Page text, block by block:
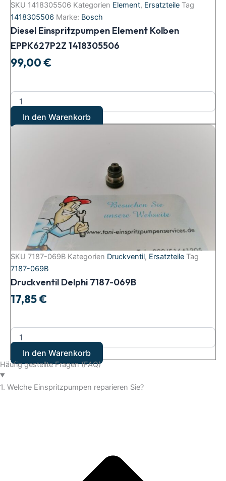
SKU 1418305506 Kategorien Element, Ersatzteile Tag
1418305506 Marke: Bosch
Diesel Einspritzpumpen Element Kolben
EPPK627P2Z 1418305506
99,00€
In den Warenkorb
SKU 7187-069B Kategorien Druckventil, Ersatzteile Tag
7187-069B
Druckventil Delphi 7187-069B
17,85€
In den Warenkorb
Häufig gestellte Fragen (FAQ)
1. Welche Einspritzpumpen reparieren Sie?